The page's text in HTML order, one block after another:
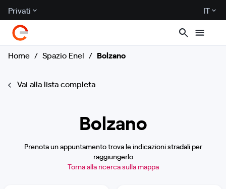
Privati IT
Home / Spazio Enel / Bolzano
Vai alla lista completa
Bolzano
Prenota un appuntamento trova le indicazioni stradali per
raggiungerlo
Torna alla ricerca sulla mappa